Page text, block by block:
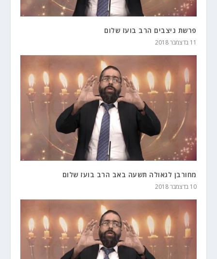
פרשת ניצבים הרב בועז שלום
11 בדצמבר 2018
מחורבן לגאולה תשעה באב הרב בועז שלום
10 בדצמבר 2018